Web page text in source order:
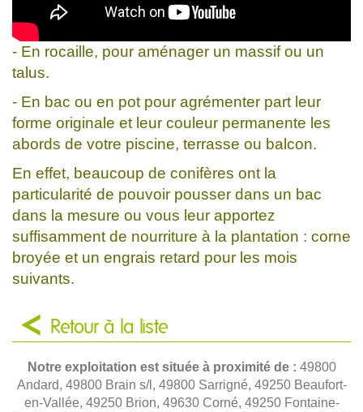
- En rocaille, pour aménager un massif ou un
talus.
- En bac ou en pot pour agrémenter part leur
forme originale et leur couleur permanente les
abords de votre piscine, terrasse ou balcon.
En effet, beaucoup de conifères ont la
particularité de pouvoir pousser dans un bac
dans la mesure ou vous leur apportez
suffisamment de nourriture à la plantation : corne
broyée et un engrais retard pour les mois
suivants.
Retour à la liste
Notre exploitation est située à proximité de : 49800
Andard, 49800 Brain s/l, 49800 Sarrigné, 49250 Beaufort-
en-Vallée, 49250 Brion, 49630 Corné, 49250 Fontaine-